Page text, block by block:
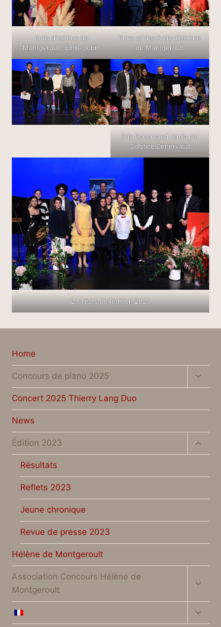
Amis d’Hélène de
Montgeroult, Émile Jobin
Prize of the Amis d’Hélène
de Montgeroult
Prix Denervaud remis par
Solstice Denervaud
Lauréats de l’édition 2023
Home
Concours de piano 2025
child
Concert 2025 Thierry Lang Duo
News
Édition 2023
child
Résultats
Reflets 2023
Jeune chronique
Revue de presse 2023
Hélène de Montgeroult
Association Concours Hélène de
Montgeroult
child
child